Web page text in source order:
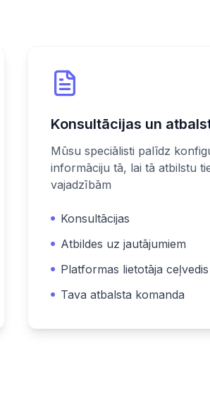
Konsultācijas un
Mūsu speciālisti palīdz
informāciju tā, lai tā atbilstu
vajadzībām
Konsultācijas
Atbildes uz jautājumiem
Platformas lietotāja ceļvedis
Tava atbalsta komanda